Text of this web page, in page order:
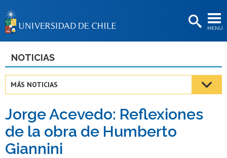
MENÚ
BIBLIOTECAS
Estudiantes
Académicas/os
Funcionarias/os
NOTICIAS
MÁS NOTICIAS
Jorge Acevedo: Reflexiones
de la obra de Humberto
Giannini